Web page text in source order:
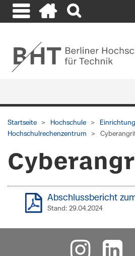
Startseite Hochschule
Hochschulrechenzentrum
Abschlussbericht
Stand: 29.04.2024